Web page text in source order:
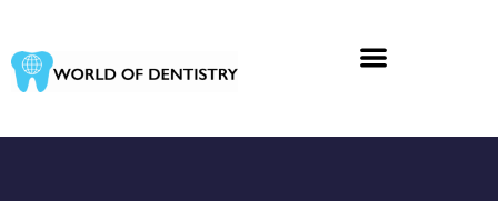
contenido